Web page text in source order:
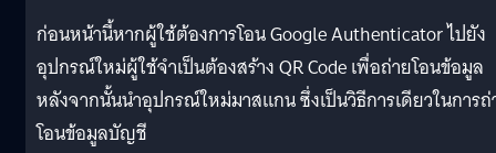
ก่อนหน้านี้หากผู้ใช้ต้องการโอน Google Authenticator ไปยัง
อุปกรณ์ใหม่ผู้ใช้จำเป็นต้องสร้าง QR Code เพื่อถ่ายโอนข้อมูล
หลังจากนั้นนำอุปกรณ์ใหม่มาสแกน ซึ่งเป็นวิธีการเดียวในการ
โอนข้อมูลบัญชี